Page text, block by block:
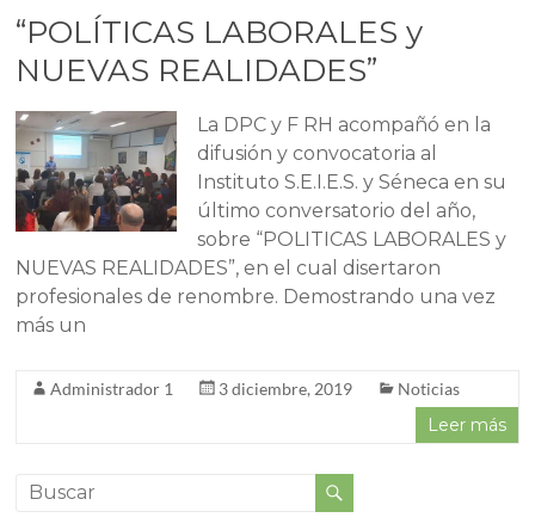
“POLÍTICAS LABORALES y
NUEVAS REALIDADES”
La DPC y F RH acompañó en la
difusión y convocatoria al
Instituto S.E.I.E.S. y Séneca en su
último conversatorio del año,
sobre “POLITICAS LABORALES y
NUEVAS REALIDADES”, en el cual disertaron
profesionales de renombre. Demostrando una vez
más un
Administrador 1 3 diciembre, 2019 Noticias
Leer más